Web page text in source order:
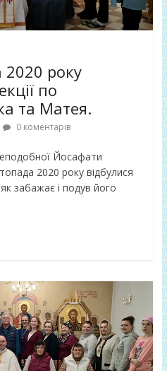
2020 року
по
та Матея.
0 коментарів
Йосафати
2020 року відбулися
як забажає і подув його